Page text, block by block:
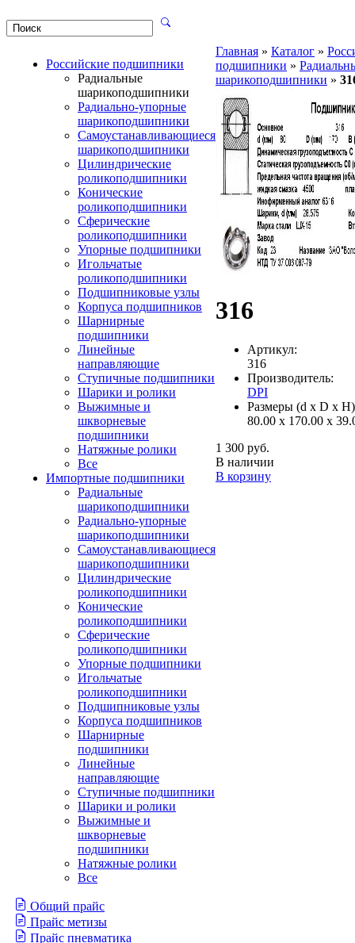
Российские подшипники
Радиальные
шарикоподшипники
Радиально-упорные
шарикоподшипники
Самоустанавливающиеся
шарикоподшипники
Цилиндрические
роликоподшипники
Конические
роликоподшипники
Сферические
роликоподшипники
Упорные подшипники
Игольчатые
роликоподшипники
Подшипниковые узлы
Корпуса подшипников
Шарнирные
подшипники
Линейные
направляющие
Ступичные подшипники
Шарики и ролики
Выжимные и
шкворневые
подшипники
Натяжные ролики
Все
Импортные подшипники
Радиальные
шарикоподшипники
Радиально-упорные
шарикоподшипники
Самоустанавливающиеся
шарикоподшипники
Цилиндрические
роликоподшипники
Конические
роликоподшипники
Сферические
роликоподшипники
Упорные подшипники
Игольчатые
роликоподшипники
Подшипниковые узлы
Корпуса подшипников
Шарнирные
подшипники
Линейные
направляющие
Ступичные подшипники
Шарики и ролики
Выжимные и
шкворневые
подшипники
Натяжные ролики
Все
Общий прайс
Прайс метизы
Прайс пневматика
Главная » Каталог »
подшипники »
шарикоподшипники »
316
Артикул:
316
Производитель:
DPI
Размеры (d x D x
80.00 x 170.00 x
1 300 руб.
В наличии
В корзину